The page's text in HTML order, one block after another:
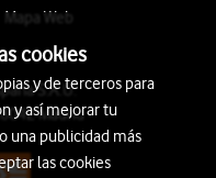
Mapa Web
S.A.U.
Madrid
cookies
y de terceros para
y así mejorar tu
una publicidad más
las cookies